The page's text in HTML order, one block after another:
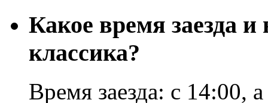
Какое время заезда
классика?
Время заезда: с 14:00,